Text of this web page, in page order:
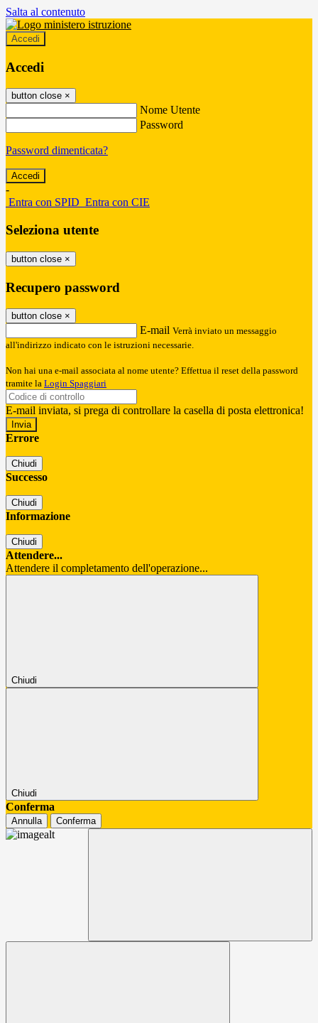
Salta al contenuto
Accedi
Accedi
button close ×
Nome Utente
Password
Password dimenticata?
-
Entra con SPID Entra con CIE
Seleziona utente
button close ×
Recupero password
button close ×
E-mail Verrà inviato un messaggio
all'indirizzo indicato con le istruzioni necessarie.
Non hai una e-mail associata al nome utente? Effettua il reset della password
tramite la Login Spaggiari
E-mail inviata, si prega di controllare la casella di posta elettronica!
Errore
Chiudi
Successo
Chiudi
Informazione
Chiudi
Attendere...
Attendere il completamento dell'operazione...
Chiudi
Chiudi
Conferma
Annulla Conferma